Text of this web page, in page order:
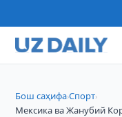
Бош саҳифа›Спорт›
Мексика ва Жанубий